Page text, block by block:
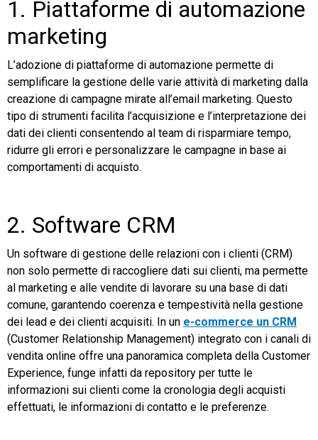
1. Piattaforme di automazione
marketing
L’adozione di piattaforme di automazione permette di
semplificare la gestione delle varie attività di marketing dalla
creazione di campagne mirate all’email marketing. Questo
tipo di strumenti facilita l’acquisizione e l’interpretazione dei
dati dei clienti consentendo al team di risparmiare tempo,
ridurre gli errori e personalizzare le campagne in base ai
comportamenti di acquisto.
2. Software CRM
Un software di gestione delle relazioni con i clienti (CRM)
non solo permette di raccogliere dati sui clienti, ma permette
al marketing e alle vendite di lavorare su una base di dati
comune, garantendo coerenza e tempestività nella gestione
dei lead e dei clienti acquisiti. In un e-commerce un CRM
(Customer Relationship Management) integrato con i canali di
vendita online offre una panoramica completa della Customer
Experience, funge infatti da repository per tutte le
informazioni sui clienti come la cronologia degli acquisti
effettuati, le informazioni di contatto e le preferenze.